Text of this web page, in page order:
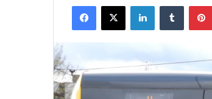
email
Facebook
X LinkedInTumblr